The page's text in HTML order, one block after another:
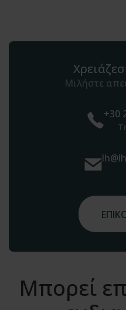
Μιλήστε
+30
Μπορεί